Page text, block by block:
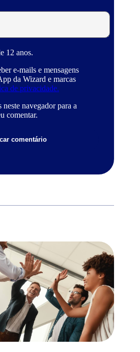
12 anos.
e-mails e mensagens
da Wizard e marcas
de privacidade.
neste navegador para a
comentar.